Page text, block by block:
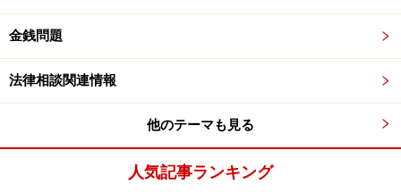
でも、未公開の情報のすべてが、証券取引法が禁止する
インサイダー情報となるわけではないのです。証券取引
法では、インサイダー取引となる情報を限定して定めて
います。おもな情報を紹介すると、以下のとおりです。
金銭問題
法律相談関連情報
他のテーマも見る
人気記事ランキング